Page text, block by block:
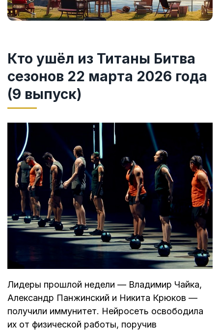
Кто ушёл из Титаны Битва
сезонов 22 марта 2026 года
(9 выпуск)
Лидеры прошлой недели — Владимир Чайка,
Александр Панжинский и Никита Крюков —
получили иммунитет. Нейросеть освободила
их от физической работы, поручив